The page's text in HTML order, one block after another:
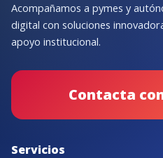
Acompañamos a pymes y
digital con soluciones
apoyo institucional.
Contacta
Servicios